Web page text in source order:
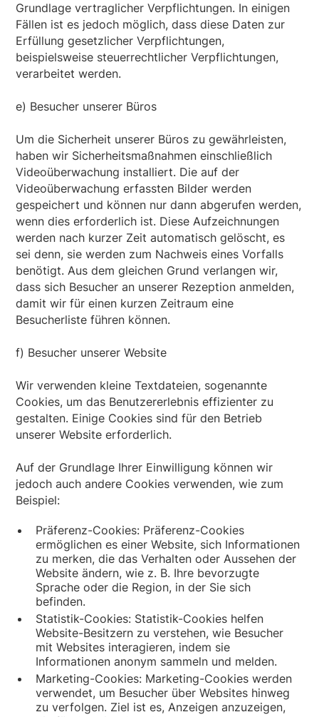
Grundlage vertraglicher Verpflichtungen. In einigen
Fällen ist es jedoch möglich, dass diese Daten zur
Erfüllung gesetzlicher Verpflichtungen,
beispielsweise steuerrechtlicher Verpflichtungen,
verarbeitet werden.
e) Besucher unserer Büros
Um die Sicherheit unserer Büros zu gewährleisten,
haben wir Sicherheitsmaßnahmen einschließlich
Videoüberwachung installiert. Die auf der
Videoüberwachung erfassten Bilder werden
gespeichert und können nur dann abgerufen werden,
wenn dies erforderlich ist. Diese Aufzeichnungen
werden nach kurzer Zeit automatisch gelöscht, es
sei denn, sie werden zum Nachweis eines Vorfalls
benötigt. Aus dem gleichen Grund verlangen wir,
dass sich Besucher an unserer Rezeption anmelden,
damit wir für einen kurzen Zeitraum eine
Besucherliste führen können.
f) Besucher unserer Website
Wir verwenden kleine Textdateien, sogenannte
Cookies, um das Benutzererlebnis effizienter zu
gestalten. Einige Cookies sind für den Betrieb
unserer Website erforderlich.
Auf der Grundlage Ihrer Einwilligung können wir
jedoch auch andere Cookies verwenden, wie zum
Beispiel:
Präferenz-Cookies: Präferenz-Cookies
ermöglichen es einer Website, sich Informationen
zu merken, die das Verhalten oder Aussehen der
Website ändern, wie z. B. Ihre bevorzugte
Sprache oder die Region, in der Sie sich
befinden.
Statistik-Cookies: Statistik-Cookies helfen
Website-Besitzern zu verstehen, wie Besucher
mit Websites interagieren, indem sie
Informationen anonym sammeln und melden.
Marketing-Cookies: Marketing-Cookies werden
verwendet, um Besucher über Websites hinweg
zu verfolgen. Ziel ist es, Anzeigen anzuzeigen,